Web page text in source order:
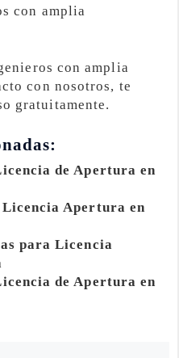
con amplia
con amplia
con nosotros, te
gratuitamente.
de Apertura en
Apertura en
para Licencia
de Apertura en